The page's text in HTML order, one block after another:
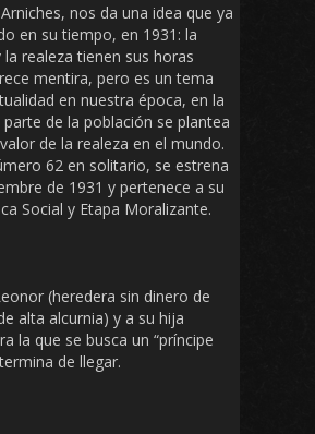
nos da una idea que ya
en su tiempo, en 1931: la
realeza tienen sus horas
mentira, pero es un tema
en nuestra época, en la
parte de la población se plantea
de la realeza en el mundo.
62 en solitario, se estrena
de 1931 y pertenece a su
Social y Etapa Moralizante.
(heredera sin dinero de
alta alcurnia) y a su hija
la que se busca un “príncipe
de llegar.